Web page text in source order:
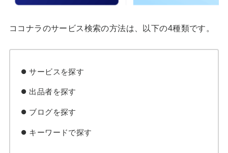
ココナラのサービス検索の方法は、以下の4種類です。
サービスを探す
出品者を探す
ブログを探す
キーワードで探す